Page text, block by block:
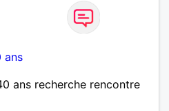
ans
ans recherche rencontre